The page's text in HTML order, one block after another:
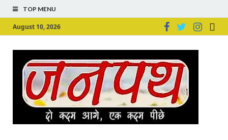
TOP MENU
August 10, 2026